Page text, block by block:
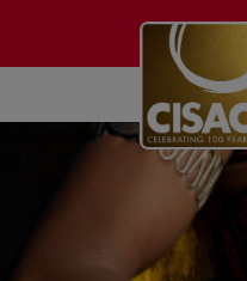
LinkedinYoutubeInstagram